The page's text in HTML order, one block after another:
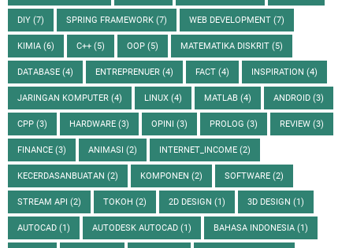
DIY (7) SPRING FRAMEWORK (7) WEB DEVELOPMENT (7)
KIMIA (6) C++ (5) OOP (5) MATEMATIKA DISKRIT (5)
DATABASE (4) ENTREPRENUER (4) FACT (4) INSPIRATION (4)
JARINGAN KOMPUTER (4) LINUX (4) MATLAB (4) ANDROID (3)
CPP (3) HARDWARE (3) OPINI (3) PROLOG (3) REVIEW (3)
FINANCE (3) ANIMASI (2) INTERNET_INCOME (2)
KECERDASANBUATAN (2) KOMPONEN (2) SOFTWARE (2)
STREAM API (2) TOKOH (2) 2D DESIGN (1) 3D DESIGN (1)
AUTOCAD (1) AUTODESK AUTOCAD (1) BAHASA INDONESIA (1)